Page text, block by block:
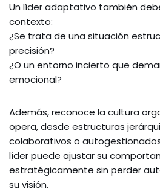
Un líder adaptativo también
contexto:
¿Se trata de una situación
precisión?
¿O un entorno incierto que
emocional?
Además, reconoce la cultura
opera, desde estructuras
colaborativos o
líder puede ajustar su
estratégicamente sin perder
su visión.